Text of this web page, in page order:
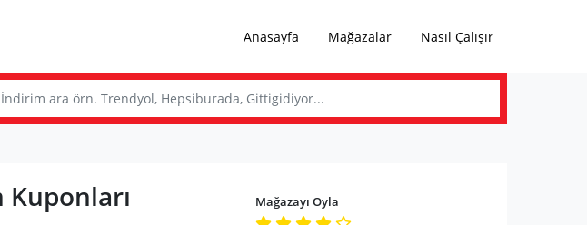
Anasayfa Mağazalar Nasıl Çalışır
Mağazayı Oyla